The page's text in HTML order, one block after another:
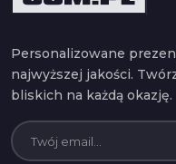
Personalizowane
najwyższej jakości.
bliskich na każdą okazję.